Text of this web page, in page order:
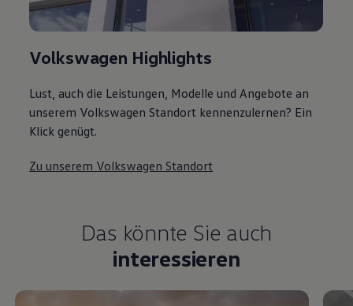
Volkswagen Highlights
Lust, auch die Leistungen, Modelle und Angebote an
unserem Volkswagen Standort kennenzulernen? Ein
Klick genügt.
Zu unserem Volkswagen Standort
Das könnte Sie auch
interessieren